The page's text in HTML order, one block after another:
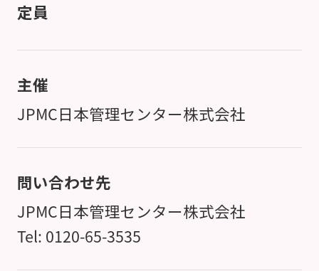
定員
主催
JPMC日本管理センター株式会社
問い合わせ先
JPMC日本管理センター株式会社
Tel: 0120-65-3535